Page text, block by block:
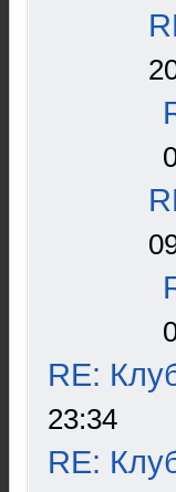
RE:
23:34
RE: